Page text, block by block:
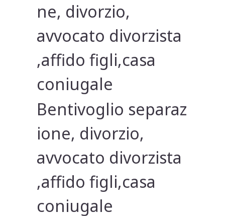
ne, divorzio,
avvocato divorzista
,affido figli,casa
coniugale
Bentivoglio separaz
ione, divorzio,
avvocato divorzista
,affido figli,casa
coniugale